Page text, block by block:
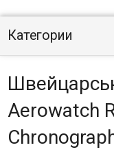
Категории
Aerowatch